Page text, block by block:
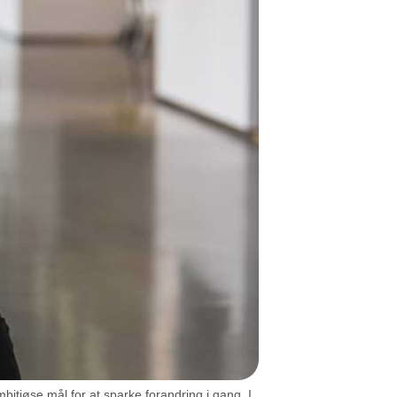
mål for at sparke forandring i gang. I